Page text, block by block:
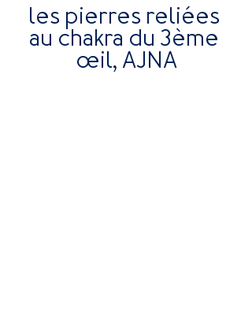
les pierres reliées
au chakra du 3ème
œil, AJNA